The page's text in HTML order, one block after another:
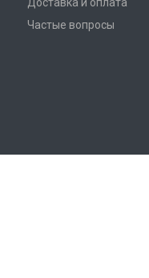
Частые вопросы